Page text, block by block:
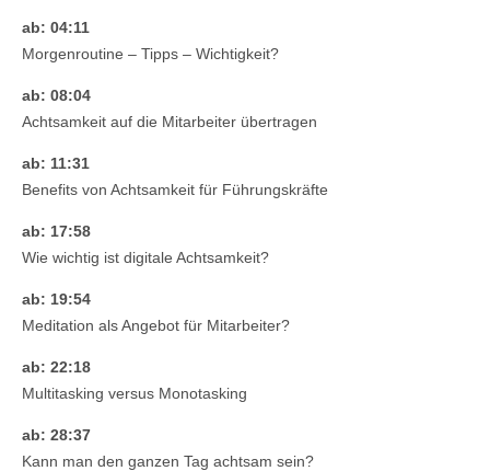
ab: 04:11
Morgenroutine – Tipps – Wichtigkeit?
ab: 08:04
Achtsamkeit auf die Mitarbeiter übertragen
ab: 11:31
Benefits von Achtsamkeit für Führungskräfte
ab: 17:58
Wie wichtig ist digitale Achtsamkeit?
ab: 19:54
Meditation als Angebot für Mitarbeiter?
ab: 22:18
Multitasking versus Monotasking
ab: 28:37
Kann man den ganzen Tag achtsam sein?